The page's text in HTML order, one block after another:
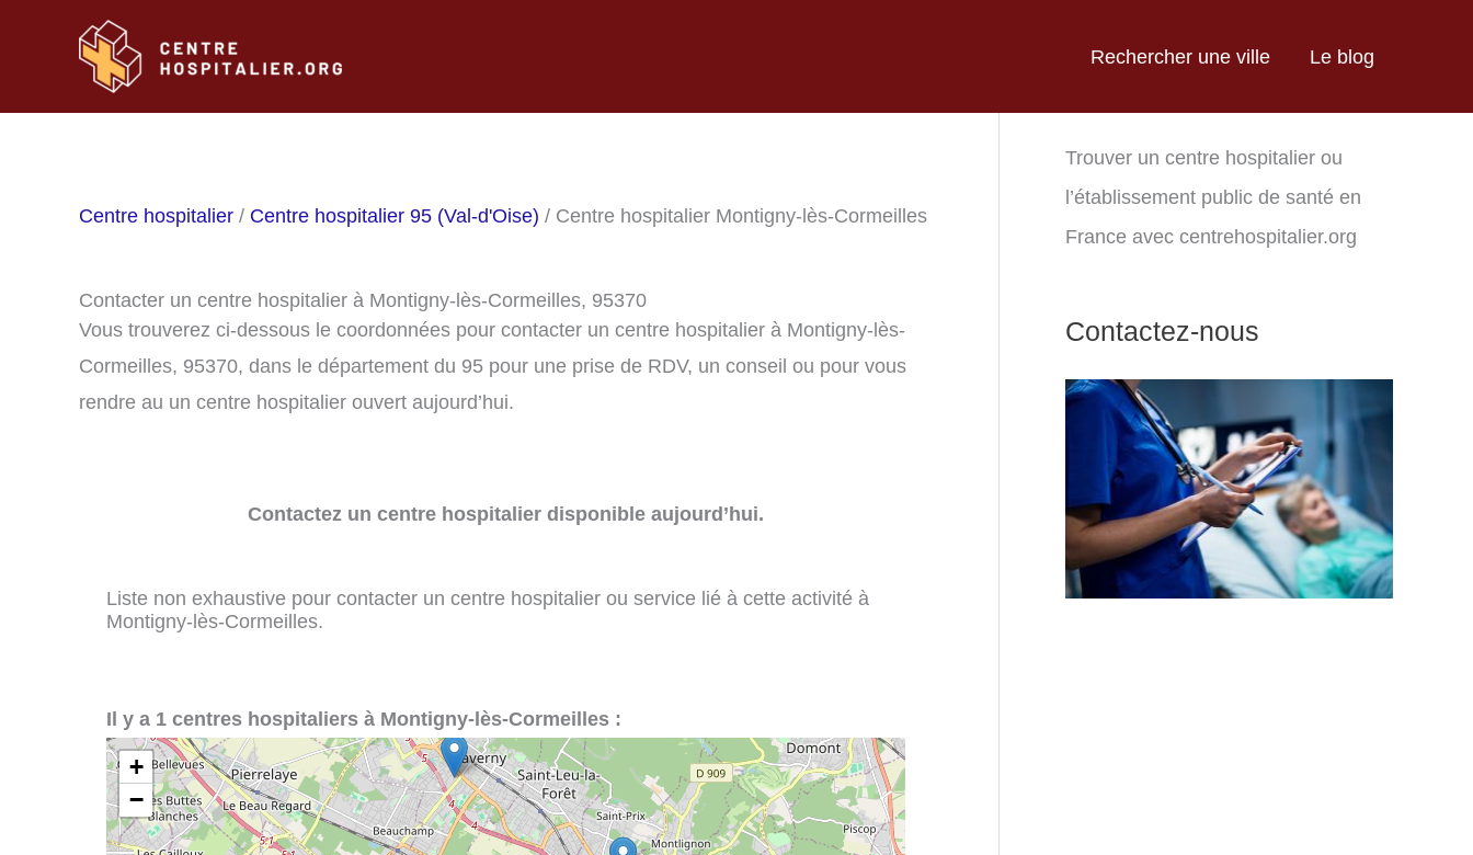
Rechercher une ville Le blog
Centre hospitalier / Centre hospitalier 95 (Val-d'Oise) / Centre hospitalier Montigny-lès-Cormeilles
Contacter un centre hospitalier à Montigny-lès-Cormeilles, 95370
Vous trouverez ci-dessous le coordonnées pour contacter un centre hospitalier à Montigny-lès-
Cormeilles, 95370, dans le département du 95 pour une prise de RDV, un conseil ou pour vous
rendre au un centre hospitalier ouvert aujourd’hui.
Contactez un centre hospitalier disponible aujourd’hui.
Liste non exhaustive pour contacter un centre hospitalier ou service lié à cette activité à
Montigny-lès-Cormeilles.
Il y a 1 centres hospitaliers à Montigny-lès-Cormeilles :
+
−
Trouver un centre hospitalier ou
l’établissement public de santé en
France avec centrehospitalier.org
Contactez-nous